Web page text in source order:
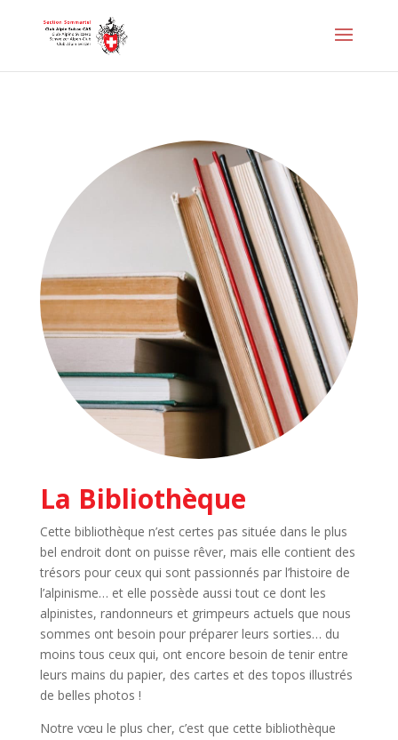
La Bibliothèque
Cette bibliothèque n’est certes pas située dans le plus
bel endroit dont on puisse rêver, mais elle contient des
trésors pour ceux qui sont passionnés par l’histoire de
l’alpinisme… et elle possède aussi tout ce dont les
alpinistes, randonneurs et grimpeurs actuels que nous
sommes ont besoin pour préparer leurs sorties… du
moins tous ceux qui, ont encore besoin de tenir entre
leurs mains du papier, des cartes et des topos illustrés
de belles photos !
Notre vœu le plus cher, c’est que cette bibliothèque